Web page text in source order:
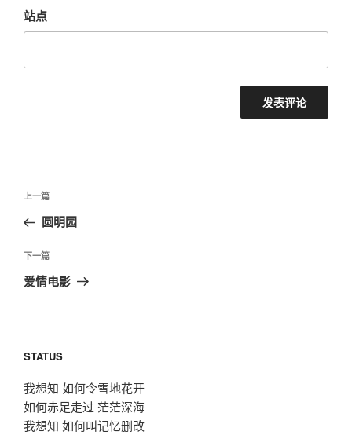
站点
文
导
航
上
一
文
章
上一篇
圆明园
下
一
下一篇
爱情电影
STATUS
我想知 如何令雪地花开
如何赤足走过 茫茫深海
我想知 如何叫记忆删改